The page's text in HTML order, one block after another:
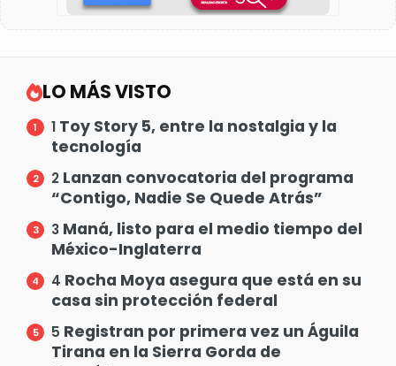
LO MÁS VISTO
1 Toy Story 5, entre la nostalgia y la
tecnología
2 Lanzan convocatoria del programa
“Contigo, Nadie Se Quede Atrás”
3 Maná, listo para el medio tiempo del
México-Inglaterra
4 Rocha Moya asegura que está en su
casa sin protección federal
5 Registran por primera vez un Águila
Tirana en la Sierra Gorda de